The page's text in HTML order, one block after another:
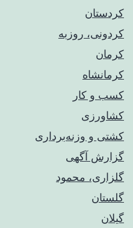
کردستان
کردونی، روزبه
کرمان
کرمانشاه
کسب و کار
کشاورزی
کشتی و وزنه‌برداری
گزارش آگهی
گلزاری، محمود
گلستان
گیلان